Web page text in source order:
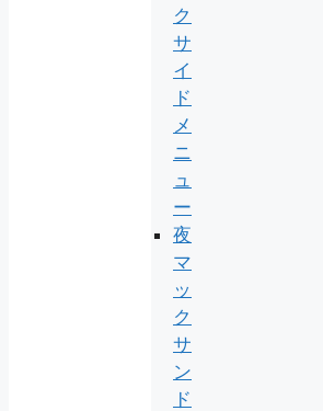
ク
サ
イ
ド
メ
ニ
ュ
ー
夜
マ
ッ
ク
サ
ン
ド